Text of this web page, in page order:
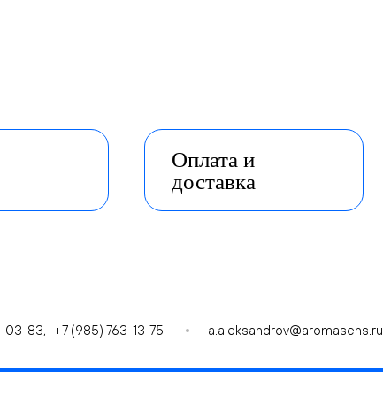
Оплата и
доставка
03-83, +7 (985) 763-13-75 a.aleksandrov@aromasens.ru